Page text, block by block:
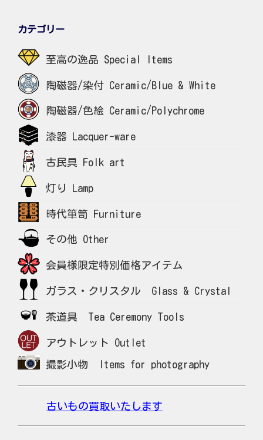
カテゴリー
至高の逸品 Special Items
陶磁器/染付 Ceramic/Blue & White
陶磁器/色絵 Ceramic/Polychrome
漆器 Lacquer-ware
古民具 Folk art
灯り Lamp
時代箪笥 Furniture
その他 Other
会員様限定特別価格アイテム
ガラス・クリスタル Glass & Crystal
茶道具 Tea Ceremony Tools
アウトレット Outlet
撮影小物 Items for photography
古いもの買取いたします